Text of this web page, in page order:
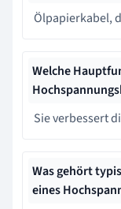
Ölpapierkabel,
Welche
Sie verbessert
Was gehört
eines